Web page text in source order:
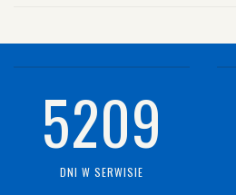
5209
DNI W SERWISIE